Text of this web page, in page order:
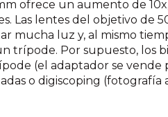
ofrece un aumento de
Las lentes del objetivo de
mucha luz y, al mismo
trípode. Por supuesto, los
(el adaptador se vende
o digiscoping (fotografía